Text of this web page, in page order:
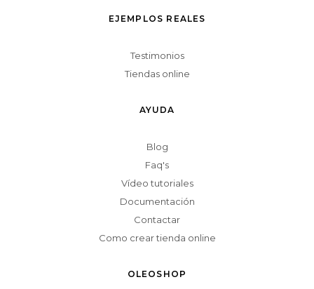
EJEMPLOS REALES
Testimonios
Tiendas online
AYUDA
Blog
Faq's
Vídeo tutoriales
Documentación
Contactar
Como crear tienda online
OLEOSHOP